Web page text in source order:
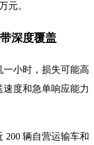
元。
深度覆盖
小时，损失可能高
度和急单响应能力
200 辆自营运输车和